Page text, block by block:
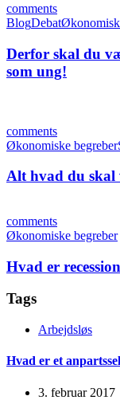
comments
BlogDebat
Derfor skal du
som ung!
comments
Økonomiske begreber
Alt hvad du skal
comments
Økonomiske begreber
Hvad er
Tags
Arbejdsløs
Hvad er et
3. februar 2017